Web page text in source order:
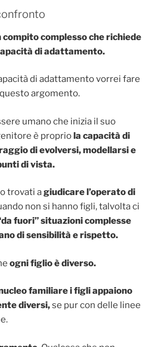
compito complesso che richiede
di adattamento.
di adattamento vorrei fare
argomento.
umano che inizia il suo
è propriola capacità di
di evolversi, modellarsi e
di vista.
trovati agiudicare l’operato di
non si hanno figli, talvolta ci
fuori” situazioni complesse
di sensibilità e rispetto.
ogni figlio è diverso.
familiare i figli appaiono
diversi,se pur con delle linee